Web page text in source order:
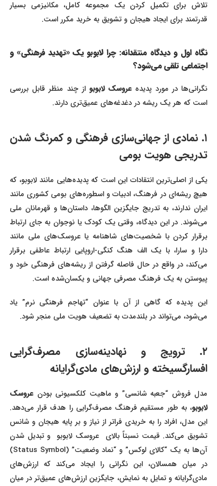
تلاش برای تکمیل کردن یک مجموعه کامل، مکانیزمی بسیار
قدرتمند برای ایجاد هیجان و تشویق به خرید مکرر است.
نگاه اول و دیدگاه منتقدانه: چرا لابوبو یک «تهدید فرهنگی» و
اجتماعی تلقی می‌شود؟
نگرانی‌ها در مورد پدیدهعروسک لابوبواز چند منظر قابل بررسی
است که هر یک ریشه در دغدغه‌های عمیق‌تری دارند.
۱. نمادی از جهانی‌سازی فرهنگی و کمرنگ شدن
تدریجی هویت بومی
یکی از اصلی‌ترین انتقادات این است که پدیده‌هایی مانند لابوبو، که
هیچ ریشه‌ای در فرهنگ، ادبیات و اسطوره‌های بومی کشوری مانند
ایران ندارند، به تدریج جایگزین الگوها، داستان‌ها و قهرمانان ملی
می‌شوند. در این دیدگاه، وقتی یک کودک یا نوجوان به جای ارتباط
برقرار کردن با شخصیت‌های شاهنامه یا عروسک‌های ملی مانند
دارا و سارا، با یک الف هنگ کنگی-اروپایی ارتباط عاطفی برقرار
می‌کند، در واقع در حال فاصله گرفتن از ریشه‌های فرهنگی خود و
پیوستن به یک فرهنگ مصرفی جهانی و یکسان‌شده است.
این پدیده که گاهی از آن با عنوان “تهاجم فرهنگی نرم” یاد
می‌شود، می‌تواند در بلندمدت به تضعیف هویت ملی منجر شود.
۲. ترویج و نهادینه‌سازی مصرف‌گرایی
افسارگسیخته و ارزش‌های مادی‌گرایانه
مدل فروش “جعبه شانسی” و ماهیت کلکسیونی بودنعروسک
لابوبو، به طور مستقیم فرهنگ مصرف‌گرایی را هدف قرار می‌دهد.
این مدل، افراد را به خریدی فراتر از نیاز و بر پایه هیجان و شانس
تشویق می‌کند. قیمت نسبتاً بالای عروسک لابوبو و تبدیل شدن
آن‌ها به یک “کالای لوکس” و “نماد وضعیت” (Status Symbol)
در میان همسالان، این نگرانی را ایجاد می‌کند که ارزش‌های
مادی‌گرایانه و تمایل به نمایش، جایگزین ارزش‌های عمیق‌تر در میان